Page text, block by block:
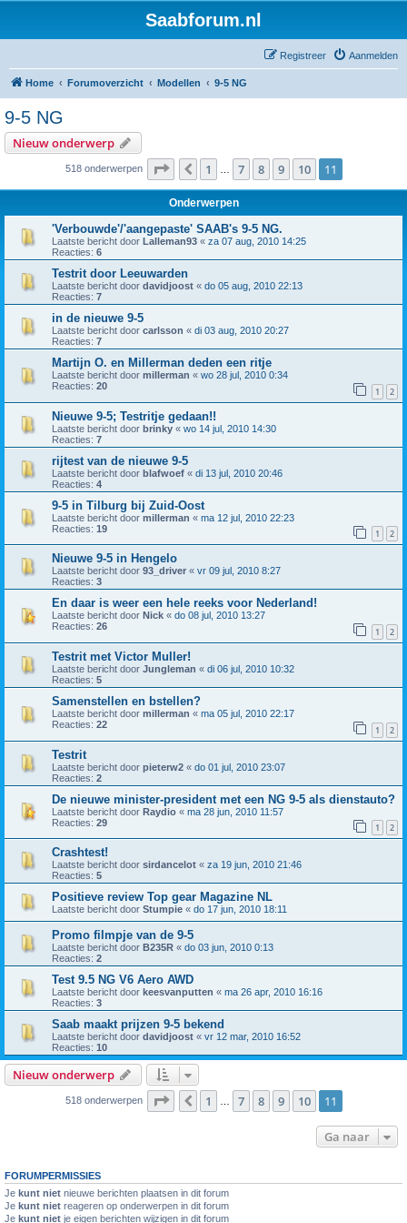
Saabforum.nl
Aanmelden
Registreer
Home Forumoverzicht Modellen 9-5 NG
9-5 NG
Nieuw onderwerp
518 onderwerpen Pagina 11van 11
Vorige
1 7 8 9 10 11
Onderwerpen
'Verbouwde'/'aangepaste' SAAB's 9-5 NG.
Laatste bericht door Lalleman93 « za 07 aug, 2010 14:25
Reacties: 6
Testrit door Leeuwarden
Laatste bericht door davidjoost « do 05 aug, 2010 22:13
Reacties: 7
in de nieuwe 9-5
Laatste bericht door carlsson « di 03 aug, 2010 20:27
Reacties: 7
Martijn O. en Millerman deden een ritje
Laatste bericht door millerman « wo 28 jul, 2010 0:34
Reacties: 20 1 2
Nieuwe 9-5; Testritje gedaan!!
Laatste bericht door brinky « wo 14 jul, 2010 14:30
Reacties: 7
rijtest van de nieuwe 9-5
Laatste bericht door blafwoef « di 13 jul, 2010 20:46
Reacties: 4
9-5 in Tilburg bij Zuid-Oost
Laatste bericht door millerman « ma 12 jul, 2010 22:23
Reacties: 19 1 2
Nieuwe 9-5 in Hengelo
Laatste bericht door 93_driver « vr 09 jul, 2010 8:27
Reacties: 3
En daar is weer een hele reeks voor Nederland!
Laatste bericht door Nick « do 08 jul, 2010 13:27
Reacties: 26 1 2
Testrit met Victor Muller!
Laatste bericht door Jungleman « di 06 jul, 2010 10:32
Reacties: 5
Samenstellen en bstellen?
Laatste bericht door millerman « ma 05 jul, 2010 22:17
Reacties: 22 1 2
Testrit
Laatste bericht door pieterw2 « do 01 jul, 2010 23:07
Reacties: 2
De nieuwe minister-president met een NG 9-5 als dienstauto?
Laatste bericht door Raydio « ma 28 jun, 2010 11:57
Reacties: 29 1 2
Crashtest!
Laatste bericht door sirdancelot « za 19 jun, 2010 21:46
Reacties: 5
Positieve review Top gear Magazine NL
Laatste bericht door Stumpie « do 17 jun, 2010 18:11
Promo filmpje van de 9-5
Laatste bericht door B235R « do 03 jun, 2010 0:13
Reacties: 2
Test 9.5 NG V6 Aero AWD
Laatste bericht door keesvanputten « ma 26 apr, 2010 16:16
Reacties: 3
Saab maakt prijzen 9-5 bekend
Laatste bericht door davidjoost « vr 12 mar, 2010 16:52
Reacties: 10
Nieuw onderwerp
518 onderwerpen Pagina 11van 11
Vorige
1 7 8 9 10 11
Ga naar
FORUMPERMISSIES
Je kunt niet nieuwe berichten plaatsen in dit forum
Je kunt niet reageren op onderwerpen in dit forum
Je kunt niet je eigen berichten wijzigen in dit forum